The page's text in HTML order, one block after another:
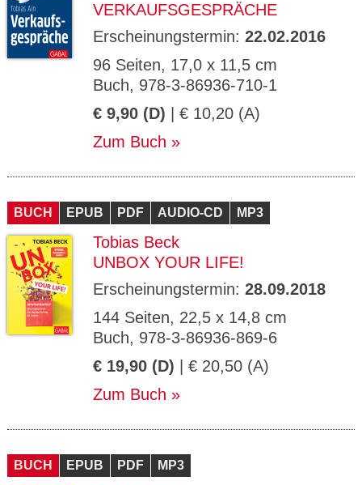
VERKAUFSGESPRÄCHE
Erscheinungstermin: 22.02.2016
96 Seiten, 17,0 x 11,5 cm
Buch, 978-3-86936-710-1
€ 9,90 (D) | € 10,20 (A)
Zum Buch
BUCH EPUB PDF AUDIO-CD MP3
Tobias Beck
UNBOX YOUR LIFE!
Erscheinungstermin: 28.09.2018
144 Seiten, 22,5 x 14,8 cm
Buch, 978-3-86936-869-6
€ 19,90 (D) | € 20,50 (A)
Zum Buch
BUCH EPUB PDF MP3